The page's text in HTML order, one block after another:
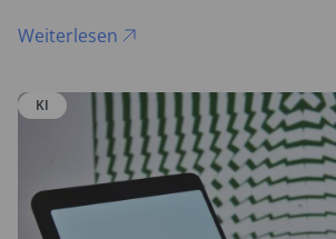
Weiterlesen
KI